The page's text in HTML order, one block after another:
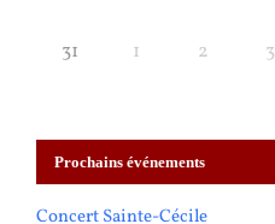
31 1 2 3
Prochains événements
Concert Sainte-Cécile